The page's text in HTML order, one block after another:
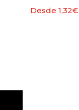
Desde 1,32€